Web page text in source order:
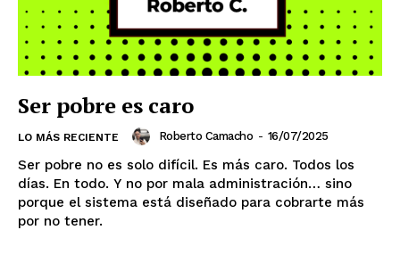
Sinaloa
San Luis Potosí Quintana Roo
Querétaro Puebla Oaxaca
Nuevo León
Nayarit
Morelos
Ser pobre es caro
LO MÁS RECIENTE Roberto Camacho - 16/07/2025
Ser pobre no es solo difícil. Es más caro. Todos los
días. En todo. Y no por mala administración… sino
porque el sistema está diseñado para cobrarte más
por no tener.